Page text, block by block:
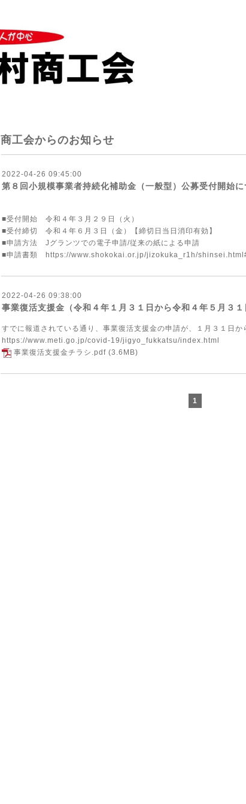
商工会からのお知らせ
2022-04-26 09:45:00
第８回小規模事業者持続化補助金（一般型）公募受付開始に
■受付開始 令和４年３月２９日（火）
■受付締切 令和４年６月３日（金）【締切日当日消印有効】
■申請方法 Jグランツでの電子申請/従来の紙による申請
■申請書類
https://www.shokokai.or.jp/jizokuka_r1h/
2022-04-26 09:38:00
事業復活支援金（令和４年１月３１日から令和４年５月３１
すでに報道されている通り、事業復活支援金の申請が、１月３１日か
https://www.meti.go.jp/covid-19/jigyo_fukkatsu/index.html
事業復活支援金チラシ.pdf (3.6MB)
1